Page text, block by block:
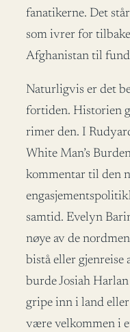
fanatikerne. Det
som ivrer for
Afghanistan til
Naturligvis er det
fortiden. Historien
rimer den. I
White Man’s
kommentar til den
samtid. Evelyn
nøye av de
bistå eller gjenreise
burde Josiah
gripe inn i land
være velkommen i